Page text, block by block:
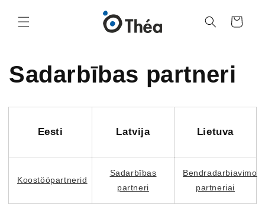
Grozs
Sadarbības partneri
Eesti Latvija Lietuva
Koostööpartnerid
Sadarbības
partneri
Bendradarbiavimo
partneriai